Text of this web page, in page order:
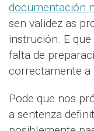
documentación
sen validez as
instrución. E
falta de
correctamente a
Pode que nos
a sentenza